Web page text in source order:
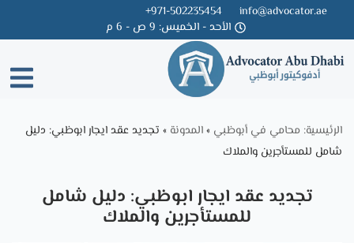
Skip
to
content
info@advocator.ae
971-502235454+
الأحد - الخميس: 9 ص - 6 م
الرئيسية: محامي في أبوظبي »المدونة » تجديد عقد ايجار ابوظبي: دليل
شامل للمستأجرين والملاك
تجديد عقد ايجار ابوظبي: دليل شامل
للمستأجرين والملاك